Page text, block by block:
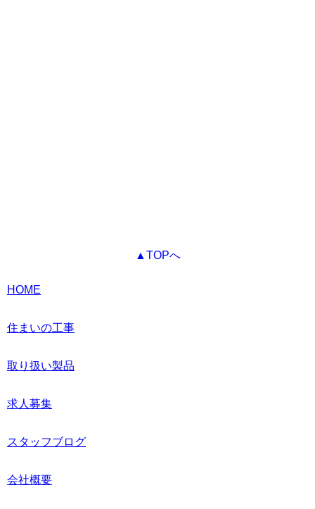
▲TOPへ
HOME
住まいの工事
取り扱い製品
求人募集
スタッフブログ
会社概要